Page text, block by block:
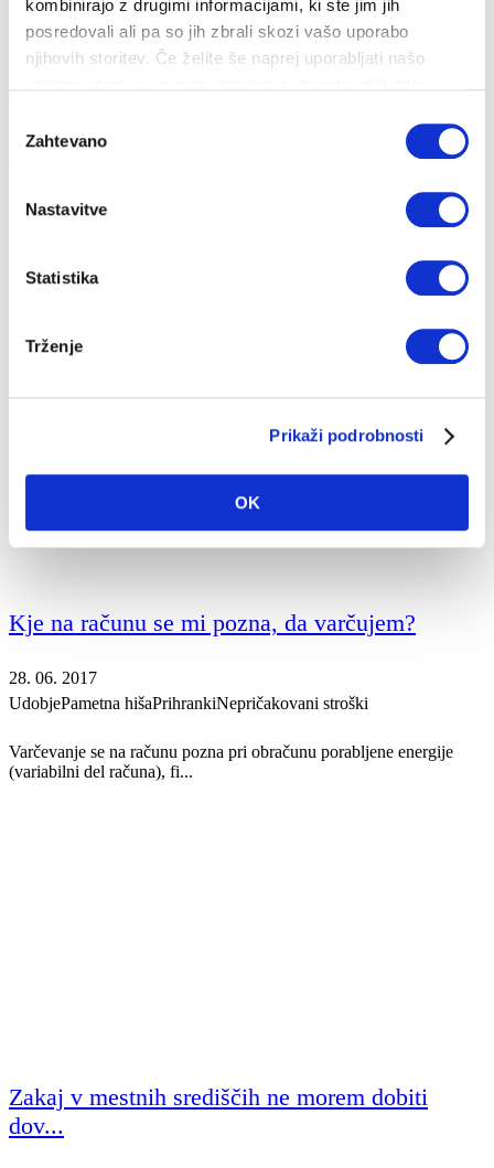
kombinirajo z drugimi informacijami, ki ste jim jih
posredovali ali pa so jih zbrali skozi vašo uporabo
njihovih storitev. Če želite še naprej uporabljati našo
soglasja
Zahtevano
Nastavitve
Statistika
Trženje
Prikaži podrobnosti
OK
Zelena energija za zeleno okolje
10. 07. 2018
V zadnjem času vse večkrat slišimo za besedno zvezo zelena
Kje na računu se mi pozna, da varčujem?
28. 06. 2017
UdobjePametna hišaPrihrankiNepričakovani stroški
Varčevanje se na računu pozna pri obračunu porabljene energije
(variabilni del računa), fi...
Zakaj v mestnih središčih ne morem dobiti
dov...